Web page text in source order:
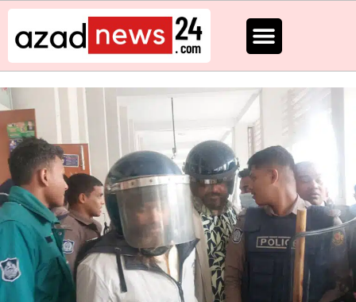
Skip
content